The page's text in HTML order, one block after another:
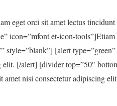
eget orci sit amet lectus
et-icon-
[alert
[/alert] [divider top=”50″
nisi consectetur adipiscing